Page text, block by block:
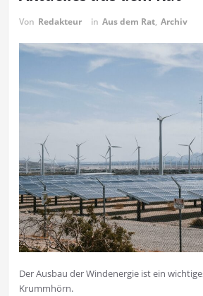
Von Redakteur in Aus dem Rat, Archiv
Der Ausbau der Windenergie ist ein
Krummhörn.